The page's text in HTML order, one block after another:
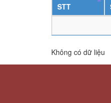
STT
Không có dữ liệu